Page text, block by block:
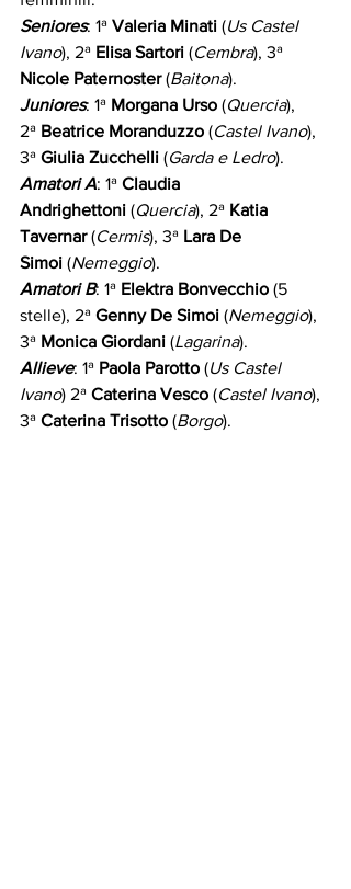
Seniores: 1ª Valeria Minati (Us Castel
Ivano), 2ª Elisa Sartori (Cembra), 3ª
Nicole Paternoster (Baitona).
Juniores: 1ª Morgana Urso (Quercia),
2ª Beatrice Moranduzzo (Castel Ivano),
3ª Giulia Zucchelli (Garda e Ledro).
Amatori A: 1ª Claudia
Andrighettoni (Quercia), 2ª Katia
Tavernar (Cermis), 3ª Lara De
Simoi (Nemeggio).
Amatori B: 1ª Elektra Bonvecchio (5
stelle), 2ª Genny De Simoi (Nemeggio),
3ª Monica Giordani (Lagarina).
Allieve: 1ª Paola Parotto (Us Castel
Ivano) 2ª Caterina Vesco (Castel Ivano),
3ª Caterina Trisotto (Borgo).